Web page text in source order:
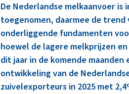
De Nederlandse melkaanvoer is
toegenomen, daarmee de
onderliggende fundamenten
hoewel de lagere melkprijzen
dit jaar in de komende
ontwikkeling van de
zuivelexporteurs in 2025 met